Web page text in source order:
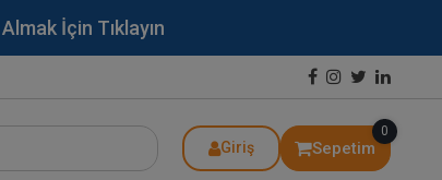
İçin Tıklayın
Giriş Sepetim
0